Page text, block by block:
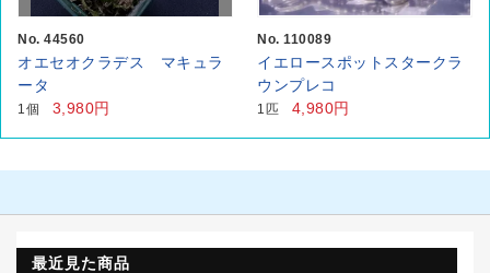
No. 44560
オエセオクラデス マキュラ
ータ
1個 3,980円
No. 110089
イエロースポットスタークラ
ウンプレコ
1匹 4,980円
最近見た商品